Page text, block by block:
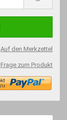
Auf den Merkzettel
Frage zum Produkt